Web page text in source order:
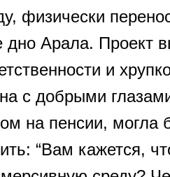
физически
Арала. Проект
и
с добрыми
на пенсии, могла
“Вам кажется,